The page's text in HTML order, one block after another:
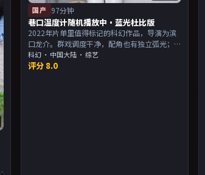
国产 97分钟
巷口温度计随机播放中·蓝光杜比版
2022年片单里值得标记的科幻作品，导演为滨
口龙介。群戏调度干净，配角也有独立弧光；
配乐与画面气质统一。主演以演技派为主，适
合喜欢强叙事与人物关系的观众加入片单。
科幻 · 中国大陆 · 综艺
评分 8.0